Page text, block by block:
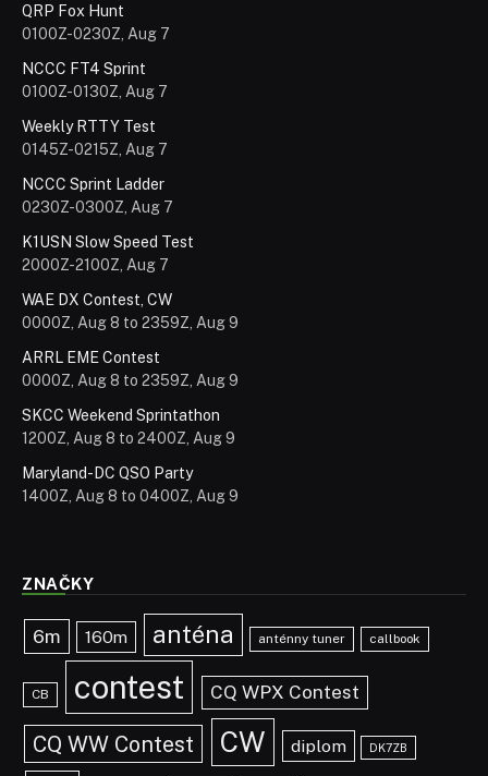
QRP Fox Hunt
0100Z-0230Z, Aug 7
NCCC FT4 Sprint
0100Z-0130Z, Aug 7
Weekly RTTY Test
0145Z-0215Z, Aug 7
NCCC Sprint Ladder
0230Z-0300Z, Aug 7
K1USN Slow Speed Test
2000Z-2100Z, Aug 7
WAE DX Contest, CW
0000Z, Aug 8 to 2359Z, Aug 9
ARRL EME Contest
0000Z, Aug 8 to 2359Z, Aug 9
SKCC Weekend Sprintathon
1200Z, Aug 8 to 2400Z, Aug 9
Maryland-DC QSO Party
1400Z, Aug 8 to 0400Z, Aug 9
ZNAČKY
6m 160m anténa anténny tuner callbook
CB contest CQ WPX Contest
CQ WW Contest CW diplom DK7ZB